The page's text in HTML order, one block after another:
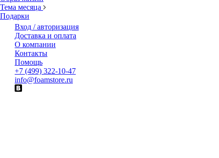
Тема месяца
Подарки
Вход / авторизация
Доставка и оплата
О компании
Контакты
Помощь
+7 (499) 322-10-47
info@foamstore.ru